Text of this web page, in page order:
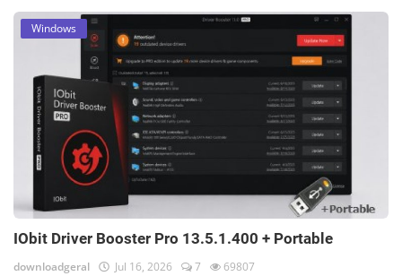
Windows
IObit Driver Booster Pro 13.5.1.400 + Portable
downloadgeral Jul 16, 2026 7 69807